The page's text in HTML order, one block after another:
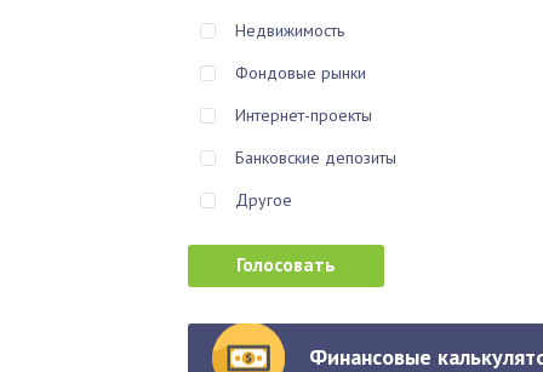
Недвижимость
Фондовые рынки
Интернет-проекты
Банковские депозиты
Другое
Финансовые